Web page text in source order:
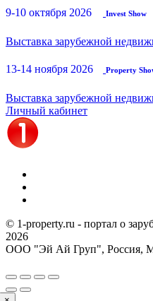
9-10 октября 2026 Invest Show
Выставка зарубежной
13-14 ноября 2026 Property
Выставка зарубежной
Личный кабинет
© 1-property.ru - портал о
2026
ООО "Эй Ай Груп", Россия,